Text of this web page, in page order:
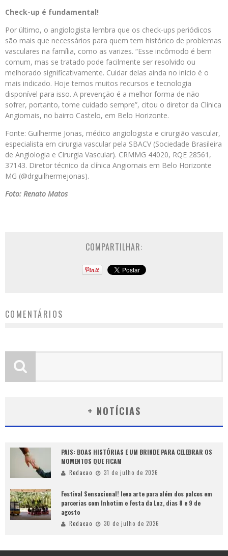
Check-up é fundamental!
Por último, o angiologista lembra que os check-ups periódicos
são mais que necessários para quem tem histórico de problemas
vasculares na família, como as varizes. “Esse incômodo é bem
comum, mas se tratado pode facilmente ser resolvido ou
melhorado significativamente. Cuidar delas ainda no início é o
mais indicado. Hoje temos muitos recursos e tecnologia
disponível para isso. A prevenção é a melhor forma de não
sofrer, portanto, tome cuidado sempre”, citou o diretor da Clínica
Angiomais, no bairro Castelo, em Belo Horizonte.
Fonte: Guilherme Jonas, médico angiologista e cirurgião vascular,
especialista em cirurgia vascular pela SBACV (Sociedade Brasileira
de Angiologia e Cirurgia Vascular). CRMMG 44020, RQE 28561,
37143. Diretor técnico da clínica Angiomais em Belo Horizonte
MG (@drguilhermejonas).
Foto: Renato Matos
COMPARTILHAR:
COMENTÁRIOS
+ NOTÍCIAS
PAIS: BOAS HISTÓRIAS E UM BRINDE PARA CELEBRAR OS
MOMENTOS QUE FICAM
Redacao 31 de julho de 2026
Festival Sensacional! leva arte para além dos palcos em
parcerias com Inhotim e Festa da Luz, dias 8 e 9 de
agosto
Redacao 30 de julho de 2026